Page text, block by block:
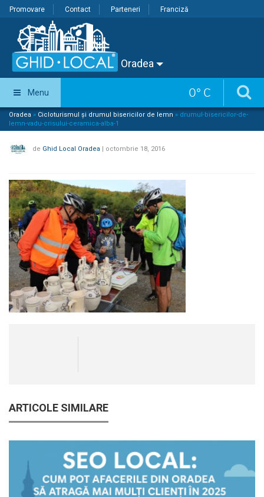
Promovare Contact Parteneri Franciză
Oradea
0° C
Menu
Oradea » Cicloturismul și drumul bisericilor de lemn » drumul-bisericilor-de-
lemn-vadu-crisului-ceramica-alba-1
de Ghid Local Oradea | octombrie 18, 2016
ARTICOLE SIMILARE